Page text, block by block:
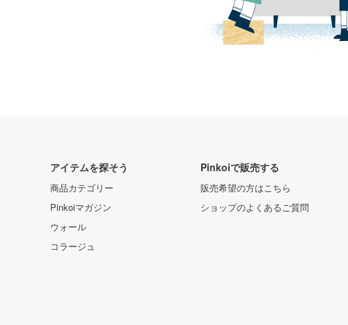
アイテムを探そう
商品カテゴリー
Pinkoiマガジン
ウォール
コラージュ
Pinkoiで販売する
販売希望の方はこちら
ショップのよくあるご質問